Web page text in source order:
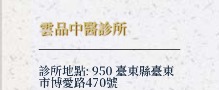
雲品中醫診所
診所地點: 950 臺東縣臺東
市博愛路470號